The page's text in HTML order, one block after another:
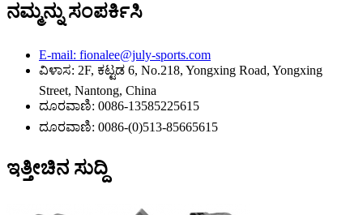
ನಮ್ಮನ್ನು ಸಂಪರ್ಕಿಸಿ
E-mail: fionalee@july-sports.com
ವಿಳಾಸ: 2F, ಕಟ್ಟಡ 6, No.218, Yongxing Road, Yongxing
Street, Nantong, China
ದೂರವಾಣಿ: 0086-13585225615
ದೂರವಾಣಿ: 0086-(0)513-85665615
ಇತ್ತೀಚಿನ ಸುದ್ದಿ